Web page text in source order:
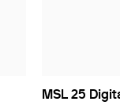
MSL 25